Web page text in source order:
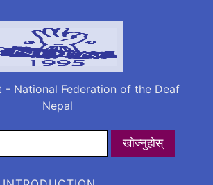
National Federation of the Deaf
Nepal